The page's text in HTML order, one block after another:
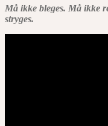
Må ikke bleges. Må ikke
stryges.